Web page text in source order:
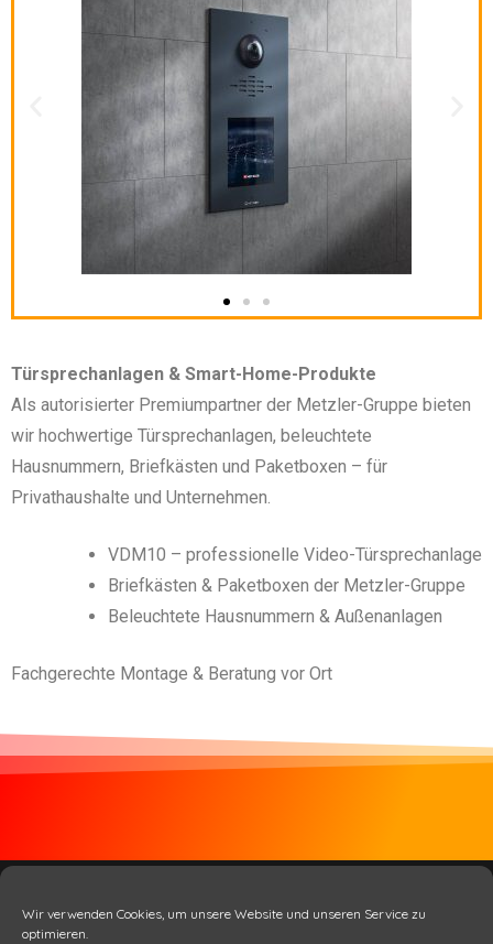
Wir verwenden Cookies, um unsere Website und unseren Service zu
optimieren.
Türsprechanlagen & Smart-Home-Produkte
Als autorisierter Premiumpartner der Metzler-Gruppe bieten
wir hochwertige Türsprechanlagen, beleuchtete
Hausnummern, Briefkästen und Paketboxen – für
Privathaushalte und Unternehmen.
VDM10 – professionelle Video-Türsprechanlage
Briefkästen & Paketboxen der Metzler-Gruppe
Beleuchtete Hausnummern & Außenanlagen
Fachgerechte Montage & Beratung vor Ort